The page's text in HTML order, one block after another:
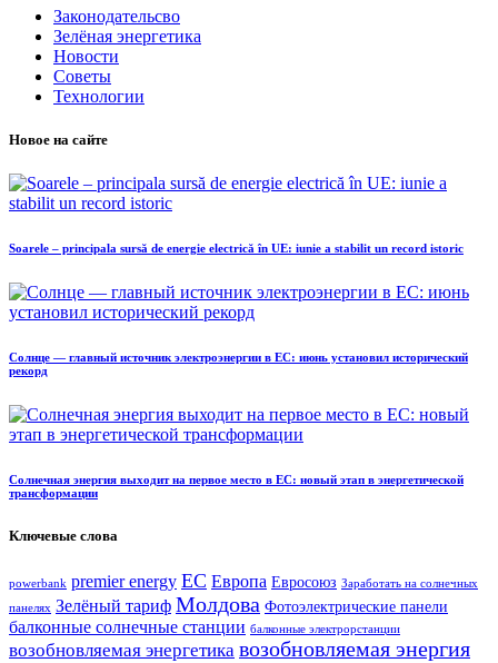
Законодательсво
Зелёная энергетика
Новости
Советы
Технологии
Новое на сайте
Soarele – principala sursă de energie electrică în UE: iunie a stabilit un record istoric
Солнце — главный источник электроэнергии в ЕС: июнь установил исторический
рекорд
Солнечная энергия выходит на первое место в ЕС: новый этап в энергетической
трансформации
Ключевые слова
powerbank premier energy ЕС Европа Евросоюз Заработать на солнечных
панелях Зелёный тариф Молдова Фотоэлектрические панели
балконные солнечные станции балконные электрорстанции
возобновляемая энергетика возобновляемая энергия